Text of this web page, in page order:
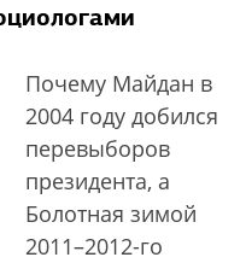
Почему Майдан в
2004 году добился
перевыборов
президента, а
Болотная зимой
2011–2012-го